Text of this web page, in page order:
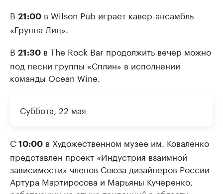
В 21:00 в Wilson Pub играет кавер-ансамбль
«Группа Лиц».
В 21:30 в The Rock Bar продолжить вечер можно
под песни группы «Сплин» в исполнении
команды Ocean Wine.
Суббота, 22 мая
С 10:00 в Художественном музее им. Коваленко
представлен проект «Индустрия взаимной
зависимости» членов Союза дизайнеров России
Артура Мартиросова и Марьяны Кучеренко,